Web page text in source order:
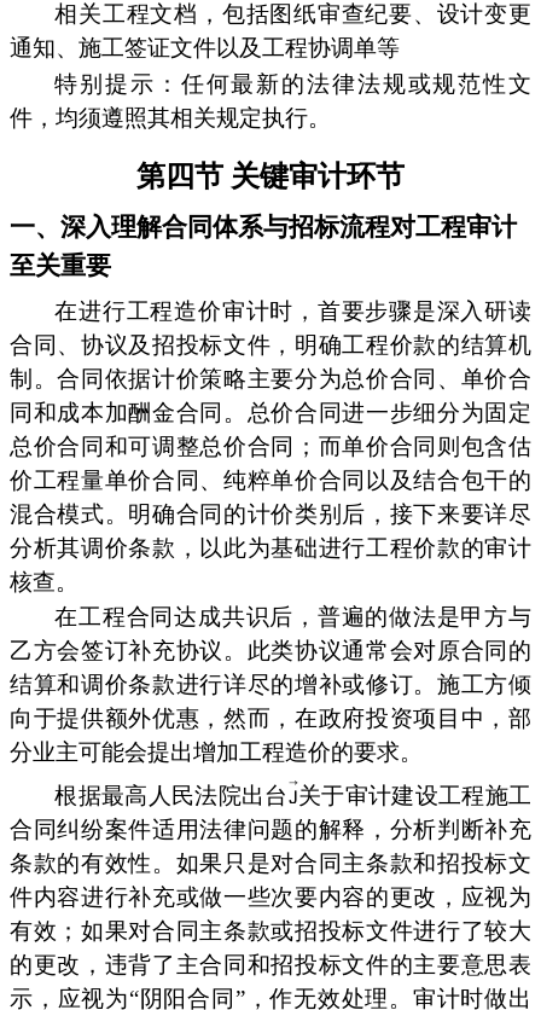
相关工程文档，包括图纸审查纪要、设计变更
通知、施工签证文件以及工程协调单等
特别提示：任何最新的法律法规或规范性文
件，均须遵照其相关规定执行。
第四节 关键审计环节
一、深入理解合同体系与招标流程对工程审计
至关重要
在进行工程造价审计时，首要步骤是深入研读
合同、协议及招投标文件，明确工程价款的结算机
制。合同依据计价策略主要分为总价合同、单价合
同和成本加酬金合同。总价合同进一步细分为固定
总价合同和可调整总价合同；而单价合同则包含估
价工程量单价合同、纯粹单价合同以及结合包干的
混合模式。明确合同的计价类别后，接下来要详尽
分析其调价条款，以此为基础进行工程价款的审计
核查。
在工程合同达成共识后，普遍的做法是甲方与
乙方会签订补充协议。此类协议通常会对原合同的
结算和调价条款进行详尽的增补或修订。施工方倾
向于提供额外优惠，然而，在政府投资项目中，部
分业主可能会提出增加工程造价的要求。
根据最高人民法院出台 关于审计建设工程施工
合同纠纷案件适用法律问题的解释，分析判断补充
条款的有效性。如果只是对合同主条款和招投标文
件内容进行补充或做一些次要内容的更改，应视为
有效；如果对合同主条款或招投标文件进行了较大
的更改，违背了主合同和招投标文件的主要意思表
示，应视为“阴阳合同”，作无效处理。审计时做出